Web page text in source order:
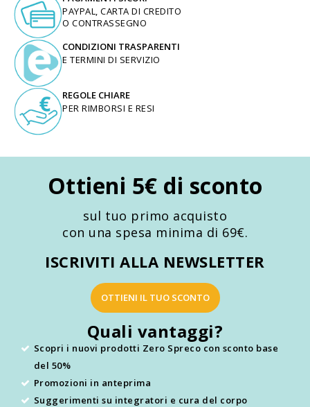
PAYPAL, CARTA DI CREDITO
O CONTRASSEGNO
CONDIZIONI TRASPARENTI
E TERMINI DI SERVIZIO
REGOLE CHIARE
PER RIMBORSI E RESI
Ottieni 5€ di sconto
sul tuo primo acquisto
con una spesa minima di 69€.
ISCRIVITI ALLA NEWSLETTER
OTTIENI IL TUO SCONTO
Quali vantaggi?
Scopri i nuovi prodotti Zero Spreco con sconto base
del 50%
Promozioni in anteprima
Suggerimenti su integratori e cura del corpo